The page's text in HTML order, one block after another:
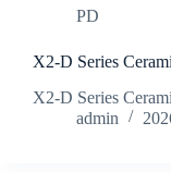
PD
X2-D Series
X2-D Series
admin